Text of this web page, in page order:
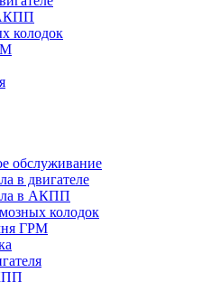
колодок
обслуживание
в двигателе
в АКПП
колодок
ГРМ